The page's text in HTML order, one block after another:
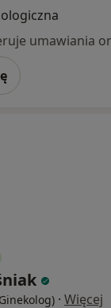
· Więcej